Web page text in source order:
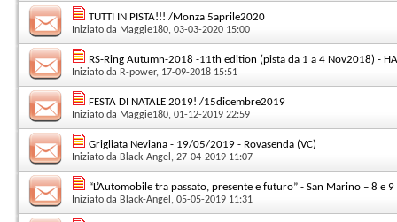
TUTTI IN PISTA!!! /Monza 5aprile2020
Iniziato da Maggie180, 03-03-2020 15:00
RS-Ring Autumn-2018 -11th edition (pista da 1 a 4 Nov2018) -
Iniziato da R-power, 17-09-2018 15:51
FESTA DI NATALE 2019! /15dicembre2019
Iniziato da Maggie180, 01-12-2019 22:59
Grigliata Neviana - 19/05/2019 - Rovasenda (VC)
Iniziato da Black-Angel , 27-04-2019 11:07
“L’Automobile tra passato, presente e futuro” - San Marino – 8 e
Iniziato da Black-Angel , 05-05-2019 11:31